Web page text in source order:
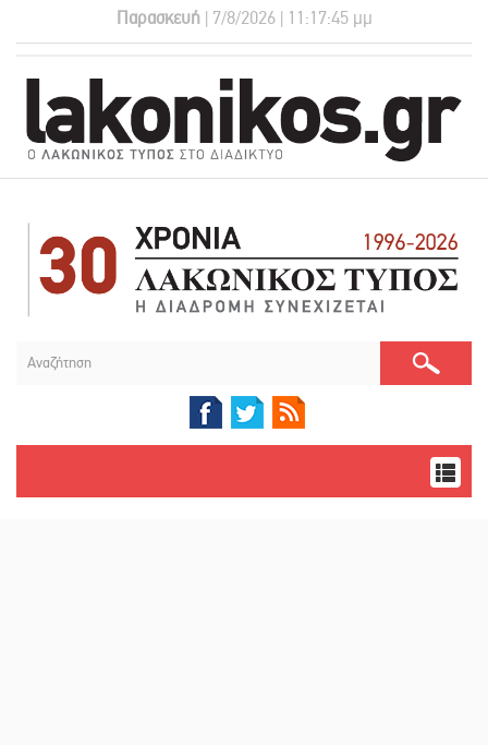
Παρασκευή | 7/8/2026 | 11:17:45 μμ